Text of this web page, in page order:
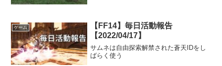
ゲーム
【FF14】毎日活動報告
【2022/04/17】
サムネは自由探索解禁された蒼天IDをし
ばらく使う